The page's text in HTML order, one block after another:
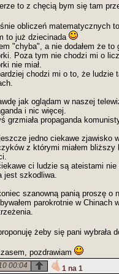
to z chęcią bym się tam
obliczeń matematycznych
to już dziecinada
"chyba", a nie dodałem że
Poza tym nie chodzi mi o
nie miał.
chodzi mi o to, że
jak oglądam w naszej
i nic więcej.
grzmiała propaganda
jedno ciekawe zjawisko
z którymi miałem bliższy
ci ludzie są ateistami
jest szkodliwa.
szanowną panią proszę
parokrotnie w Chinach
żeby się pani wybrała
pozdrawiam
00:04 1 na 1